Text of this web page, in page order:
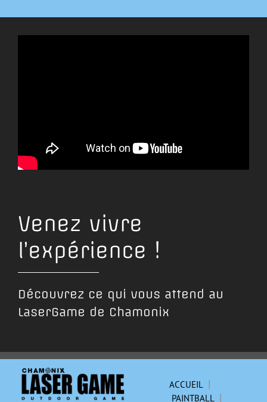
Venez vivre
l’expérience !
Découvrez ce qui vous attend au
LaserGame de Chamonix
ACCUEIL |
PAINTBALL |